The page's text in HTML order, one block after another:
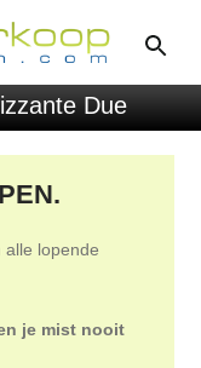
Due
alle lopende
je mist nooit